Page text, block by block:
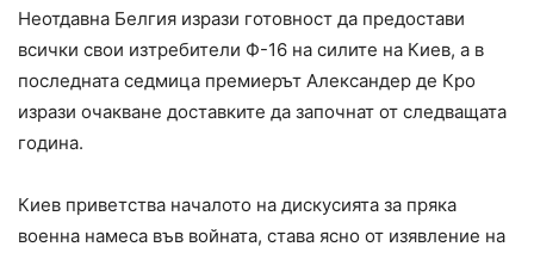
Неотдавна Белгия изрази готовност да предостави
всички свои изтребители Ф-16 на силите на Киев, а в
последната седмица премиерът Александер де Кро
изрази очакване доставките да започнат от следващата
година.
Киев приветства началото на дискусията за пряка
военна намеса във войната, става ясно от изявление на